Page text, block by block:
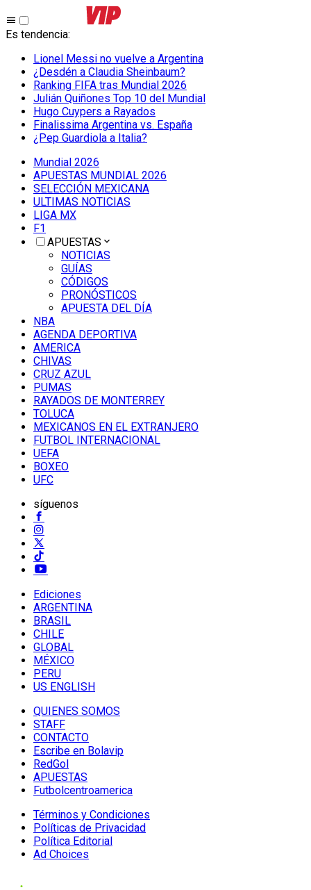
Es tendencia:
Lionel Messi no vuelve a Argentina
¿Desdén a Claudia Sheinbaum?
Ranking FIFA tras Mundial 2026
Julián Quiñones Top 10 del Mundial
Hugo Cuypers a Rayados
Finalissima Argentina vs. España
¿Pep Guardiola a Italia?
Mundial 2026
APUESTAS MUNDIAL 2026
SELECCIÓN MEXICANA
ULTIMAS NOTICIAS
LIGA MX
F1
APUESTAS
NOTICIAS
GUÍAS
CÓDIGOS
PRONÓSTICOS
APUESTA DEL DÍA
NBA
AGENDA DEPORTIVA
AMERICA
CHIVAS
CRUZ AZUL
PUMAS
RAYADOS DE MONTERREY
TOLUCA
MEXICANOS EN EL EXTRANJERO
FUTBOL INTERNACIONAL
UEFA
BOXEO
UFC
síguenos
Ediciones
ARGENTINA
BRASIL
CHILE
GLOBAL
MÉXICO
PERU
US ENGLISH
QUIENES SOMOS
STAFF
CONTACTO
Escribe en Bolavip
RedGol
APUESTAS
Futbolcentroamerica
Términos y Condiciones
Políticas de Privacidad
Política Editorial
Ad Choices